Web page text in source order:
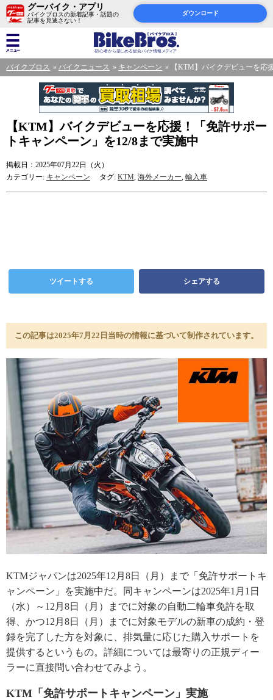
グーバイク・アプリ
バイクブロスの新着記事・話題の
記事を見逃さない！
ダウンロード
バイクブロス バイクニュース キャンペーン 【KTM】バイクデビューを応
【KTM】バイクデビューを応援！「免許サポー
トキャンペーン」を12/8まで実施中
掲載日：2025年07月22日（火）
カテゴリー: キャンペーン タグ: KTM, 海外メーカー, 輸入車
ツイートする シェアする
この記事は2025年7月22日当時の情報に基づいて制作されています。
KTMジャパンは2025年12月8日（月）まで「免許サポートキ
ャンペーン」を実施中だ。同キャンペーンは2025年1月1日
（水）～12月8日（月）までに対象の自動二輪車免許を取
得、かつ12月8日（月）までに対象モデルの新車の成約・登
録を完了した方を対象に、排気量に応じた購入サポートを
提供するというもの。詳細については最寄りの正規ディー
ラーに直接問い合わせてみよう。
KTM「免許サポートキャンペーン」実施